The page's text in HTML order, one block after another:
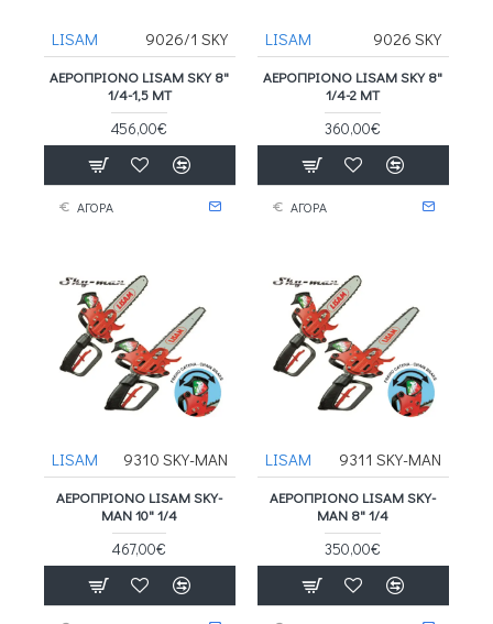
LISAM 9026/1 SKY
ΑΕΡΟΠΡΙΟΝΟ LISAM SKY 8"
1/4-1,5 ΜΤ
456,00€
ΑΓΟΡΑ
LISAM 9026 SKY
ΑΕΡΟΠΡΙΟΝΟ LISAM SKY 8"
1/4-2 ΜΤ
360,00€
ΑΓΟΡΑ
LISAM 9310 SKY-MAN
ΑΕΡΟΠΡΙΟΝΟ LISAM SKY-
MAN 10" 1/4
467,00€
LISAM 9311 SKY-MAN
ΑΕΡΟΠΡΙΟΝΟ LISAM SKY-
MAN 8" 1/4
350,00€